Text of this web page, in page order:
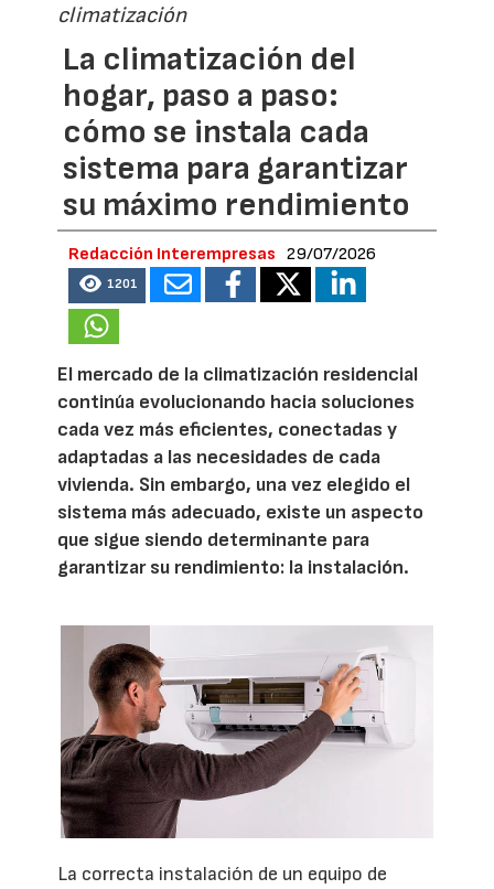
climatización
La climatización del
hogar, paso a paso:
cómo se instala cada
sistema para garantizar
su máximo rendimiento
Redacción Interempresas 29/07/2026
1201
El mercado de la climatización residencial
continúa evolucionando hacia soluciones
cada vez más eficientes, conectadas y
adaptadas a las necesidades de cada
vivienda. Sin embargo, una vez elegido el
sistema más adecuado, existe un aspecto
que sigue siendo determinante para
garantizar su rendimiento: la instalación.
La correcta instalación de un equipo de